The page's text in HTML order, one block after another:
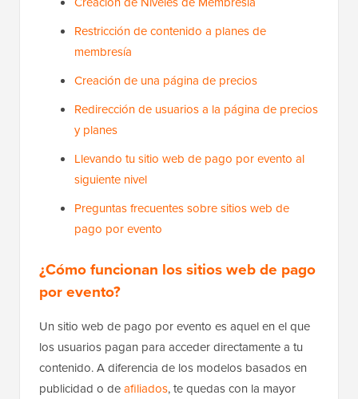
Restricción de contenido a planes de
membresía
Creación de una página de precios
Redirección de usuarios a la página de precios
y planes
Llevando tu sitio web de pago por evento al
siguiente nivel
Preguntas frecuentes sobre sitios web de
pago por evento
¿Cómo funcionan los sitios web de pago
por evento?
Un sitio web de pago por evento es aquel en el que
los usuarios pagan para acceder directamente a tu
contenido. A diferencia de los modelos basados en
publicidad o deafiliados, te quedas con la mayor